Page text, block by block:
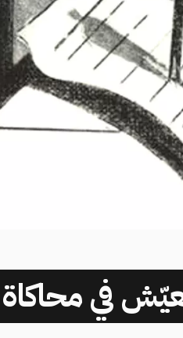
في محاكاة